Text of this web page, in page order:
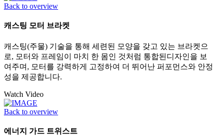
Back to overview
캐스팅 모터 브라켓
캐스팅(주물) 기술을 통해 세련된 모양을 갖고 있는 브라켓으
로, 모터와 프레임이 마치 한 몸인 것처럼 통합된디자인을 보
여주며, 모터를 강력하게 고정하여 더 뛰어난 퍼포먼스와 안정
성을 제공합니다.
Watch Video
Back to overview
에너지 가드 트위스트